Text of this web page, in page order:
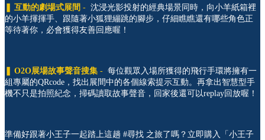
互動的劇場式展間 - 沈浸光影投射的經典場景同時，向小羊紙箱裡
的小羊揮揮手、跟隨著小狐狸繃跳的腳步，仔細瞧瞧還有哪些角色正
等待著你，必會獲得友善回應喔！
❚ O2O展場故事聲音搜集 - 每位觀眾入場所獲得的飛行手環將擁有一
組專屬的QRcode，找出展間中的各個線索提示互動。再拿出智慧型手
機不只是拍照紀念，掃碼讀取故事聲音，回家後還可以replay回放喔！
準備好跟著小王子一起踏上這趟 #尋找 之旅了嗎？立即購入「小王子